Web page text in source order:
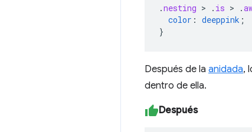
.nesting > . is > .
color : deeppink ;
}
Después de la anidada,
dentro de ella.
Después